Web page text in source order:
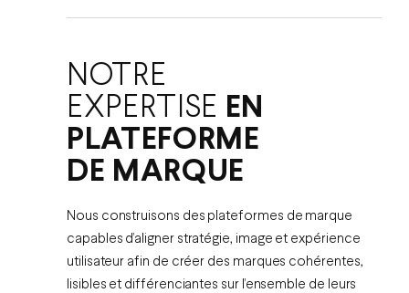
NOTRE
EXPERTISE EN
PLATEFORME
DE MARQUE
Nous construisons des plateformes de marque
capables d’aligner stratégie, image et expérience
utilisateur afin de créer des marques cohérentes,
lisibles et différenciantes sur l’ensemble de leurs